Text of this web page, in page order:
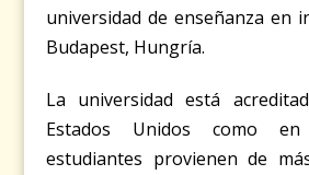
universidad de enseñanza en
Budapest, Hungría.
La universidad está
Estados Unidos como
estudiantes provienen de